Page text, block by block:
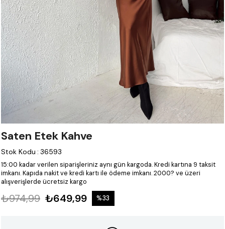
Saten Etek Kahve
Stok Kodu : 36593
15:00 kadar verilen siparişleriniz aynı gün kargoda.Kredi kartına 9 taksit
imkanı.Kapıda nakit ve kredi kartı ile ödeme imkanı.2000? ve üzeri
alışverişlerde ücretsiz kargo
₺974,99 ₺649,99 %33